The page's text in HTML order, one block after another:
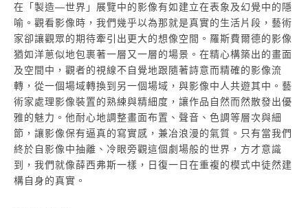
在「製造—世界」展覽中的影像有如建立在表象及幻覺中的隱
喻。觀看影像時，我們幾乎以為那就是真實的生活片段，藝術
家卻讓觀眾的期待牽引出更大的想像空間。羅斯費爾德的影像
猶如洋蔥似地包裹著一層又一層的場景。在精心構築出的畫面
及空間中，觀者的視線不自覺地跟隨著詩意而精確的影像流
轉，從一個場域轉換到另一個場域，與影像中人共遊其中。藝
術家處理影像裝置的熟練與精細度，讓作品自然而然散發出優
雅的魅力。他耐心地調整畫面布置、聲音、色調等層次與細
節，讓影像保有逼真的寫實感，兼冶浪漫的氣質。只有當我們
終於自影像中抽離、冷眼旁觀這個劇場般的世界，方才意識
到，我們就像薛西弗斯一樣，日復一日在重複的模式中徒然建
構自身的真實。